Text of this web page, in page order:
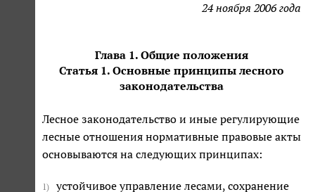
24 ноября 2006 года
Глава 1. Общие положения
Статья 1. Основные принципы лесного
законодательства
Лесное законодательство и иные регулирующие
лесные отношения нормативные правовые акты
основываются на следующих принципах:
1) устойчивое управление лесами, сохранение